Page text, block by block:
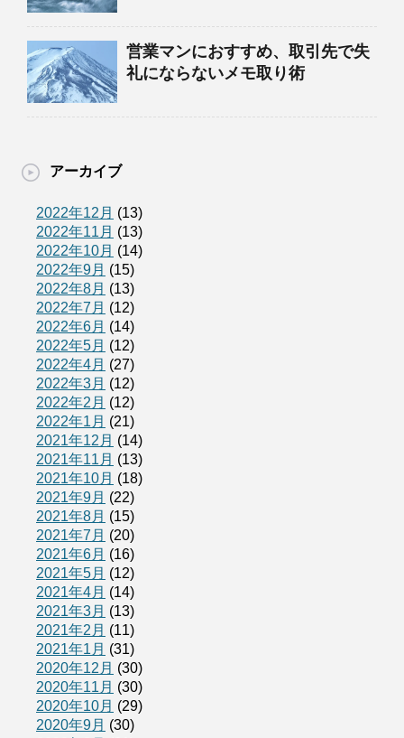
営業マンにおすすめ、取引先で失
礼にならないメモ取り術
アーカイブ
2022年12月 (13)
2022年11月 (13)
2022年10月 (14)
2022年9月 (15)
2022年8月 (13)
2022年7月 (12)
2022年6月 (14)
2022年5月 (12)
2022年4月 (27)
2022年3月 (12)
2022年2月 (12)
2022年1月 (21)
2021年12月 (14)
2021年11月 (13)
2021年10月 (18)
2021年9月 (22)
2021年8月 (15)
2021年7月 (20)
2021年6月 (16)
2021年5月 (12)
2021年4月 (14)
2021年3月 (13)
2021年2月 (11)
2021年1月 (31)
2020年12月 (30)
2020年11月 (30)
2020年10月 (29)
2020年9月 (30)